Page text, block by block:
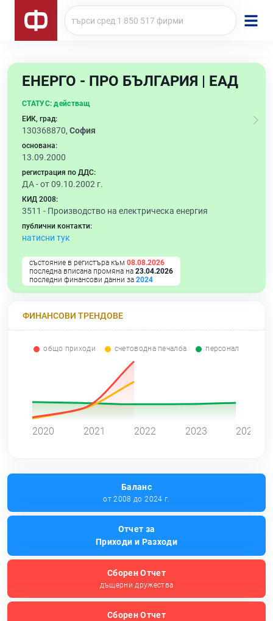
ЕНЕРГО - ПРО БЪЛГАРИЯ | ЕАД
СТАТУС: действащ
ЕИК, град:
130368870, София
основана:
13.09.2000
регистрация по ДДС:
ДА - от 09.10.2002 г.
КИД 2008:
3511 - Производство на електрическа енергия
публични контакти:
натисни тук
състояние в регистъра към 08.08.2026
последна вписана промяна на 23.04.2026
последни финансови данни за 2024
ФИНАНСОВИ ТРЕНДОВЕ
общо приходи счетоводна печалба персонал
2020 2021 2022 2023 2024
Баланс
от 2008 до 2024 г.
Отчет за
Приходи и Разходи
Сборен Отчет
дъщерни дружества
Сборен Отчет